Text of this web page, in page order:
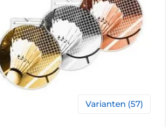
Varianten (57)